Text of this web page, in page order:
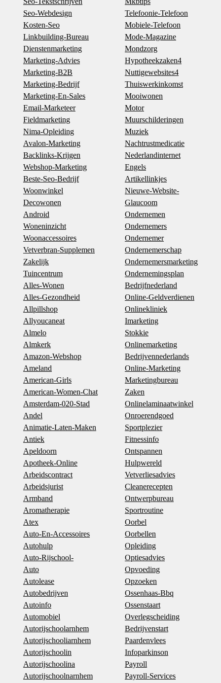
Seo-Webdesign
Kosten-Seo
Linkbuilding-Bureau
Dienstenmarketing
Marketing-Advies
Marketing-B2B
Marketing-Bedrijf
Marketing-En-Sales
Email-Marketeer
Fieldmarketing
Nima-Opleiding
Avalon-Marketing
Backlinks-Krijgen
Webshop-Marketing
Beste-Seo-Bedrijf
Woonwinkel
Decowonen
Android
Woneninzicht
Woonaccessoires
Vetverbran-Supplemen
Zakelijk
Tuincentrum
Alles-Wonen
Alles-Gezondheid
Allpillshop
Allyoucaneat
Almelo
Almkerk
Amazon-Webshop
Ameland
American-Girls
American-Women-Chat
Amsterdam-020-Stad
Andel
Animatie-Laten-Maken
Antiek
Apeldoorn
Apotheek-Online
Arbeidscontract
Arbeidsjurist
Armband
Aromatherapie
Atex
Auto-En-Accessoires
Autohulp
Auto-Rijschool-
Auto
Autolease
Autobedrijven
Autoinfo
Automobiel
Autorijschoolarnhem
Autorijschooliarnhem
Autorijschoolin
Autorijschoolina
Autorijschoolnarnhem
Telefoonie-Telefoon
Mobiele-Telefoon
Mode-Magazine
Mondzorg
Hypotheekzaken4
Nuttigewebsites4
Thuiswerkinkomst
Mooiwonen
Motor
Muurschilderingen
Muziek
Nachtrustmedicatie
Nederlandinternet
Engels
Artikellinkjes
Nieuwe-Website-
Glaucoom
Ondernemen
Ondernemers
Ondernemer
Ondernemerschap
Ondernemersmarketing
Ondernemingsplan
Bedrijfnederland
Online-Geldverdienen
Onlinekliniek
Imarketing
Stokkie
Onlinemarketing
Bedrijvennederlands
Online-Marketing
Marketingbureau
Zaken
Onlinelaminaatwinkel
Onroerendgoed
Sportplezier
Fitnessinfo
Ontspannen
Hulpwereld
Vetverliesadvies
Cleanerecepten
Ontwerpbureau
Sportroutine
Oorbel
Oorbellen
Opleiding
Optiesadvies
Opvoeding
Opzoeken
Ossenhaas-Bbq
Ossenstaart
Overlegscheiding
Bedrijvenstart
Paardenvlees
Infoparkinson
Payroll
Payroll-Services